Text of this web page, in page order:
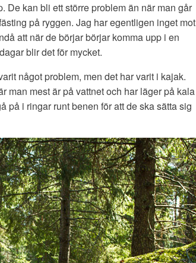
De kan bli ett större problem än när man går
på ryggen. Jag har egentligen inget mot
att när de börjar börjar komma upp i en
blir det för mycket.
något problem, men det har varit i kajak.
man mest är på vattnet och har läger på kala
på i ringar runt benen för att de ska sätta sig